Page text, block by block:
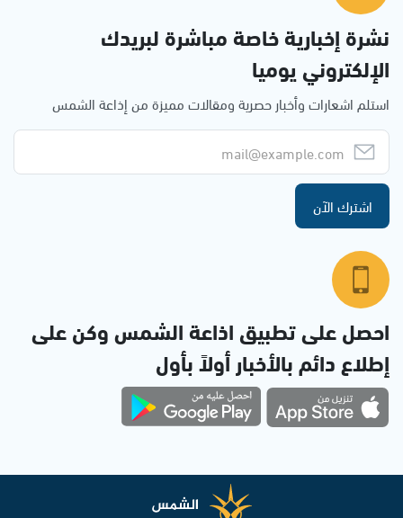
نشرة إخبارية خاصة مباشرة لبريدك
الإلكتروني يوميا
استلم اشعارات وأخبار حصرية ومقالات مميزة من إذاعة الشمس
اشترك الآن
احصل على تطبيق اذاعة الشمس وكن على
إطلاع دائم بالأخبار أولاً بأول